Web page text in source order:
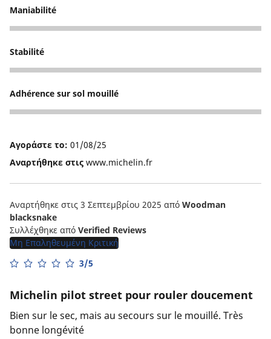
Maniabilité
5
Stabilité
5
Adhérence sur sol mouillé
4
Αγοράστε το: 01/08/25
Αναρτήθηκε στις www.michelin.fr
Αναρτήθηκε στις 3 Σεπτεμβρίου 2025 από Woodman
blacksnake
Συλλέχθηκε από Verified Reviews
Μη Επαληθευμένη Κριτική
3/5
Michelin pilot street pour rouler doucement
Bien sur le sec, mais au secours sur le mouillé. Très
bonne longévité